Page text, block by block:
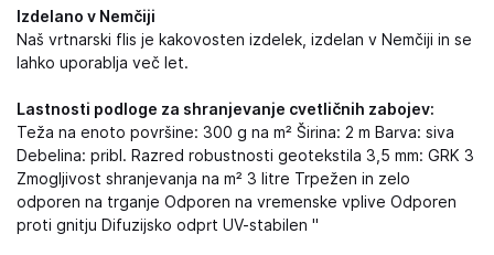
Izdelano v Nemčiji
Naš vrtnarski flis je kakovosten izdelek, izdelan v Nemčiji in se
lahko uporablja več let.
Lastnosti podloge za shranjevanje cvetličnih zabojev:
Teža na enoto površine: 300 g na m² Širina: 2 m Barva: siva
Debelina: pribl. Razred robustnosti geotekstila 3,5 mm: GRK 3
Zmogljivost shranjevanja na m² 3 litre Trpežen in zelo
odporen na trganje Odporen na vremenske vplive Odporen
proti gnitju Difuzijsko odprt UV-stabilen "